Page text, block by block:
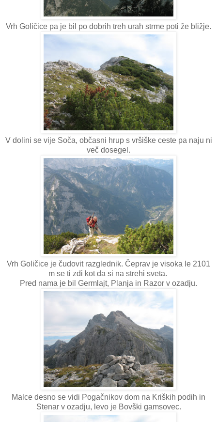
Vrh Goličice pa je bil po dobrih treh urah strme poti že bližje.
V dolini se vije Soča, občasni hrup s vršiške ceste pa naju ni
več dosegel.
Vrh Goličice je čudovit razglednik. Čeprav je visoka le 2101
m se ti zdi kot da si na strehi sveta.
Pred nama je bil Germlajt, Planja in Razor v ozadju.
Malce desno se vidi Pogačnikov dom na Kriških podih in
Stenar v ozadju, levo je Bovški gamsovec.